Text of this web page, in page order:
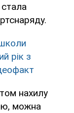
рік з
нахилу
можна